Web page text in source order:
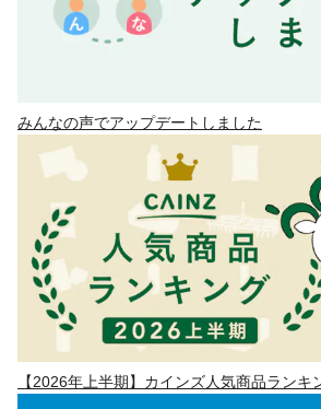
みんなの声でアップデートしました
【2026年上半期】カインズ人気商品ランキ